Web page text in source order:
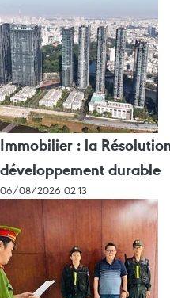
Immobilier : la
développement durable
06/08/2026 02:13